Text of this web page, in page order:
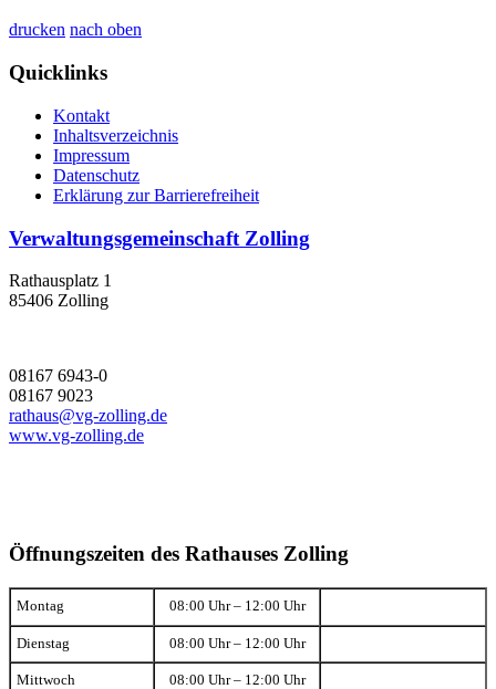
drucken nach oben
Quicklinks
Kontakt
Inhaltsverzeichnis
Impressum
Datenschutz
Erklärung zur Barrierefreiheit
Verwaltungsgemeinschaft Zolling
Rathausplatz 1
85406 Zolling
08167 6943-0
08167 9023
rathaus@vg-zolling.de
www.vg-zolling.de
Öffnungszeiten des Rathauses Zolling
Montag 08:00 Uhr – 12:00 Uhr
Dienstag 08:00 Uhr – 12:00 Uhr
Mittwoch 08:00 Uhr – 12:00 Uhr